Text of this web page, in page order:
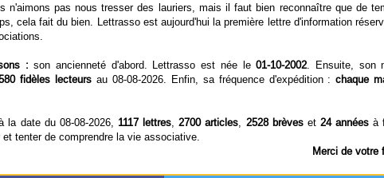
n'aimons pas nous tresser des lauriers, mais il faut bien reconnaître que de
cela fait du bien. Lettrasso est aujourd'hui la première lettre d'information
: son ancienneté d'abord. Lettrasso est née le01-10-2002 . Ensuite, son
fidèles lecteursau 08-08-2026. Enfin, sa fréquence d'expédition :chaque
la date du 08-08-2026, 1117 lettres ,2700 articles 2528 brèveset 24 années à
tenter de comprendre la vie associative.
Merci de votre